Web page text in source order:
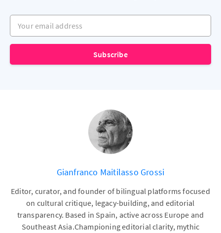
Your email address
Subscribe
Gianfranco Maitilasso Grossi
Editor, curator, and founder of bilingual platforms focused
on cultural critique, legacy-building, and editorial
transparency. Based in Spain, active across Europe and
Southeast Asia.Championing editorial clarity, mythic